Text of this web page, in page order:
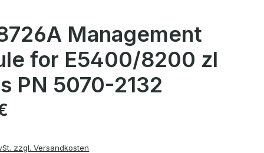
Management
for E5400/8200 zl
PN 5070-2132
zzgl. Versandkosten